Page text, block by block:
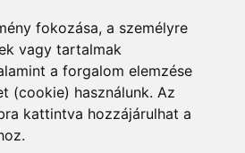
fokozása, a személyre
vagy tartalmak
a forgalom elemzése
(cookie) használunk. Az
kattintva hozzájárulhat a